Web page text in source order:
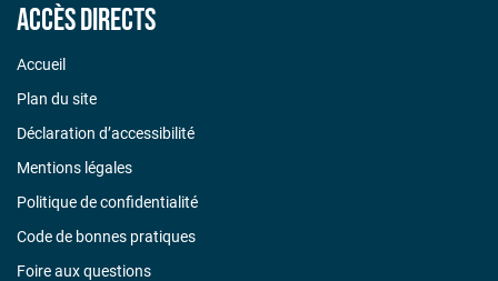
Accès directs
Accueil
Plan du site
Déclaration d’accessibilité
Mentions légales
Politique de confidentialité
Code de bonnes pratiques
Foire aux questions